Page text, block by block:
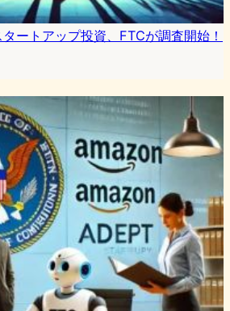
ートアップ投資、FTCが調査開始！